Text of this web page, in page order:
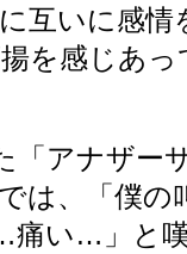
互いに感情
を感じあ
「アナザー
は、「僕の
痛い… 」と